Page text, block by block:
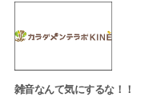
雑音なんて気にするな！！